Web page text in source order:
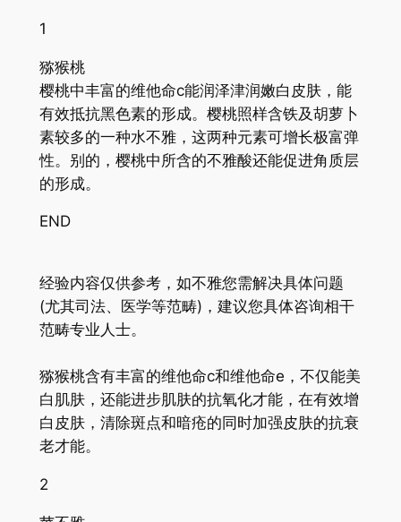
1
猕猴桃
樱桃中丰富的维他命c能润泽津润嫩白皮肤，能
有效抵抗黑色素的形成。樱桃照样含铁及胡萝卜
素较多的一种水不雅，这两种元素可增长极富弹
性。别的，樱桃中所含的不雅酸还能促进角质层
的形成。
END
经验内容仅供参考，如不雅您需解决具体问题
(尤其司法、医学等范畴)，建议您具体咨询相干
范畴专业人士。
猕猴桃含有丰富的维他命c和维他命e，不仅能美
白肌肤，还能进步肌肤的抗氧化才能，在有效增
白皮肤，清除斑点和暗疮的同时加强皮肤的抗衰
老才能。
2